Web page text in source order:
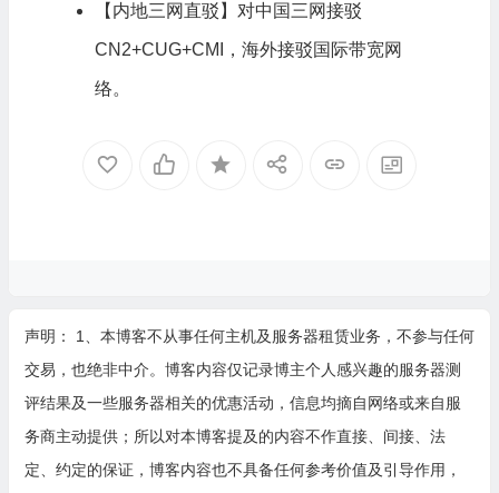
【内地三网直驳】对中国三网接驳
CN2+CUG+CMI，海外接驳国际带宽网
络。
声明： 1、本博客不从事任何主机及服务器租赁业务，不参与任何
交易，也绝非中介。博客内容仅记录博主个人感兴趣的服务器测
评结果及一些服务器相关的优惠活动，信息均摘自网络或来自服
务商主动提供；所以对本博客提及的内容不作直接、间接、法
定、约定的保证，博客内容也不具备任何参考价值及引导作用，